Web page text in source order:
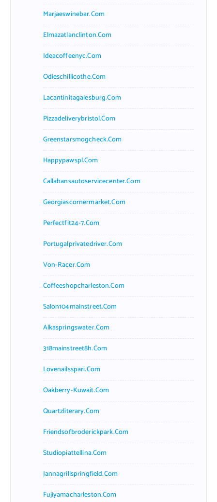
Marjaeswinebar.com
Elmazatlanclinton.com
Ideacoffeenyc.com
Odieschillicothe.com
Lacantinitagalesburg.com
Pizzadeliverybristol.com
Greenstarsmogcheck.com
Happypawspl.com
Callahansautoservicecenter.com
Georgiascornermarket.com
Perfectfit24-7.com
Portugalprivatedriver.com
Von-Racer.com
Coffeeshopcharleston.com
Salon104mainstreet.com
Alkaspringswater.com
318mainstreet8h.com
Lovenailsspari.com
Oakberry-Kuwait.com
Quartzliterary.com
Friendsofbroderickpark.com
Studiopiattellina.com
Jannagrillspringfield.com
Fujiyamacharleston.com